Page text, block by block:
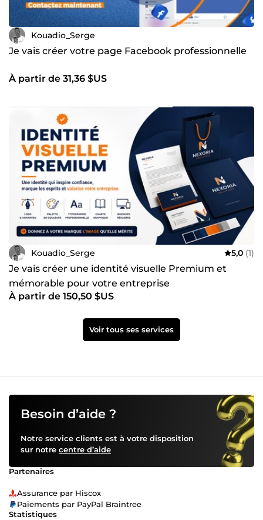
Kouadio_Serge
Je vais créer votre page Facebook professionnelle
À partir de 31,36 $US
Kouadio_Serge 5,0 (1)
Je vais créer une identité visuelle Premium et
mémorable pour votre entreprise
À partir de 150,50 $US
Voir tous ses services
Besoin d’aide ?
Notre service clients est à votre disposition
sur notre centre d’aide
Partenaires
Assurance par Hiscox
Paiements par PayPal Braintree
Statistiques